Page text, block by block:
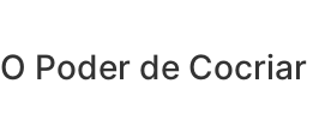
O Poder de